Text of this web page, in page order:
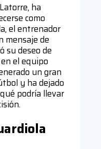
ha
como
el entrenador
mensaje de
su deseo de
el equipo
un gran
y ha dejado
podría llevar